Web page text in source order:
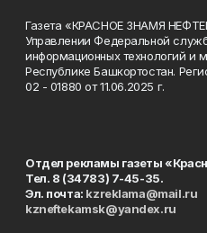
Газета «КРАСНОЕ ЗНАМЯ
Управлении Федеральной
информационных технологий и
Республике Башкортостан.
02 - 01880 от 11.06.2025 г.
Отдел рекламы газеты
Тел. 8 (34783) 7-45-35.
Эл. почта: kzreklama@mail.ru
kzneftekamsk@yandex.ru